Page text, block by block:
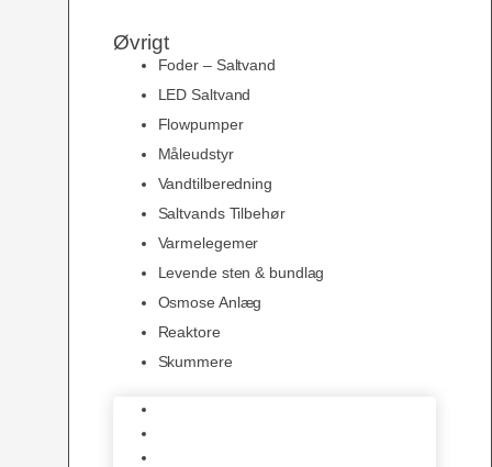
Øvrigt
Foder – Saltvand
LED Saltvand
Flowpumper
Måleudstyr
Vandtilberedning
Saltvands Tilbehør
Varmelegemer
Levende sten & bundlag
Osmose Anlæg
Reaktore
Skummere